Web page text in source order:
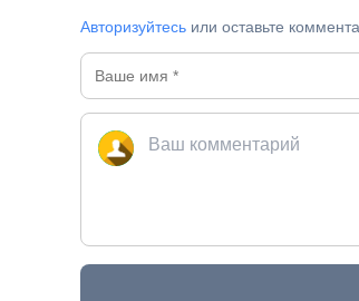
Авторизуйтесь или оставьте